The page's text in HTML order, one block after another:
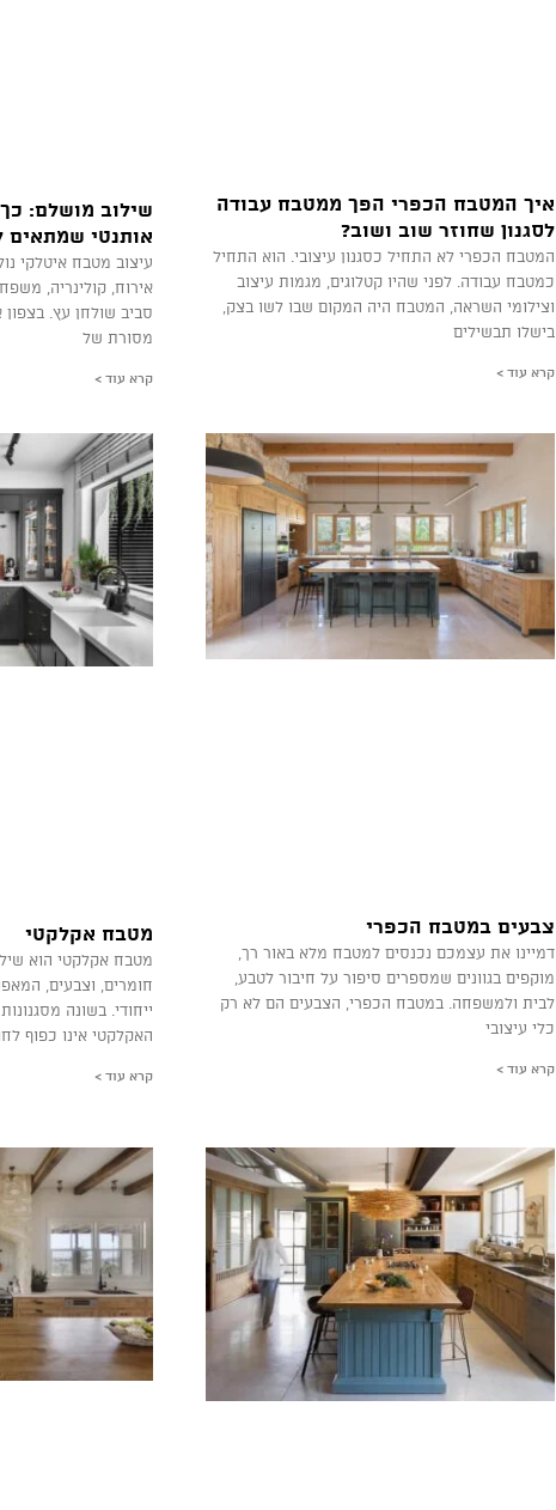
איך המטבח הכפרי הפך ממטבח עבודה
לסגנון שחוזר שוב ושוב?
המטבח הכפרי לא התחיל כסגנון עיצובי. הוא התחיל
כמטבח עבודה. לפני שהיו קטלוגים, מגמות עיצוב
וצילומי השראה, המטבח היה המקום שבו לשו בצק,
בישלו תבשילים
קרא עוד >
שילוב מושלם:
אותנטי שמתאים
עיצוב מטבח איטלקי
אירוח, קולינריה,
סביב שולחן עץ.
מסורת של
קרא עוד >
צבעים במטבח הכפרי
דמיינו את עצמכם נכנסים למטבח מלא באור רך,
מוקפים בגוונים שמספרים סיפור על חיבור לטבע,
לבית ולמשפחה. במטבח הכפרי, הצבעים הם לא רק
כלי עיצובי
קרא עוד >
מטבח אקלקטי
מטבח אקלקטי הוא
חומרים, וצבעים,
ייחודי. בשונה
האקלקטי אינו כפוף
קרא עוד >